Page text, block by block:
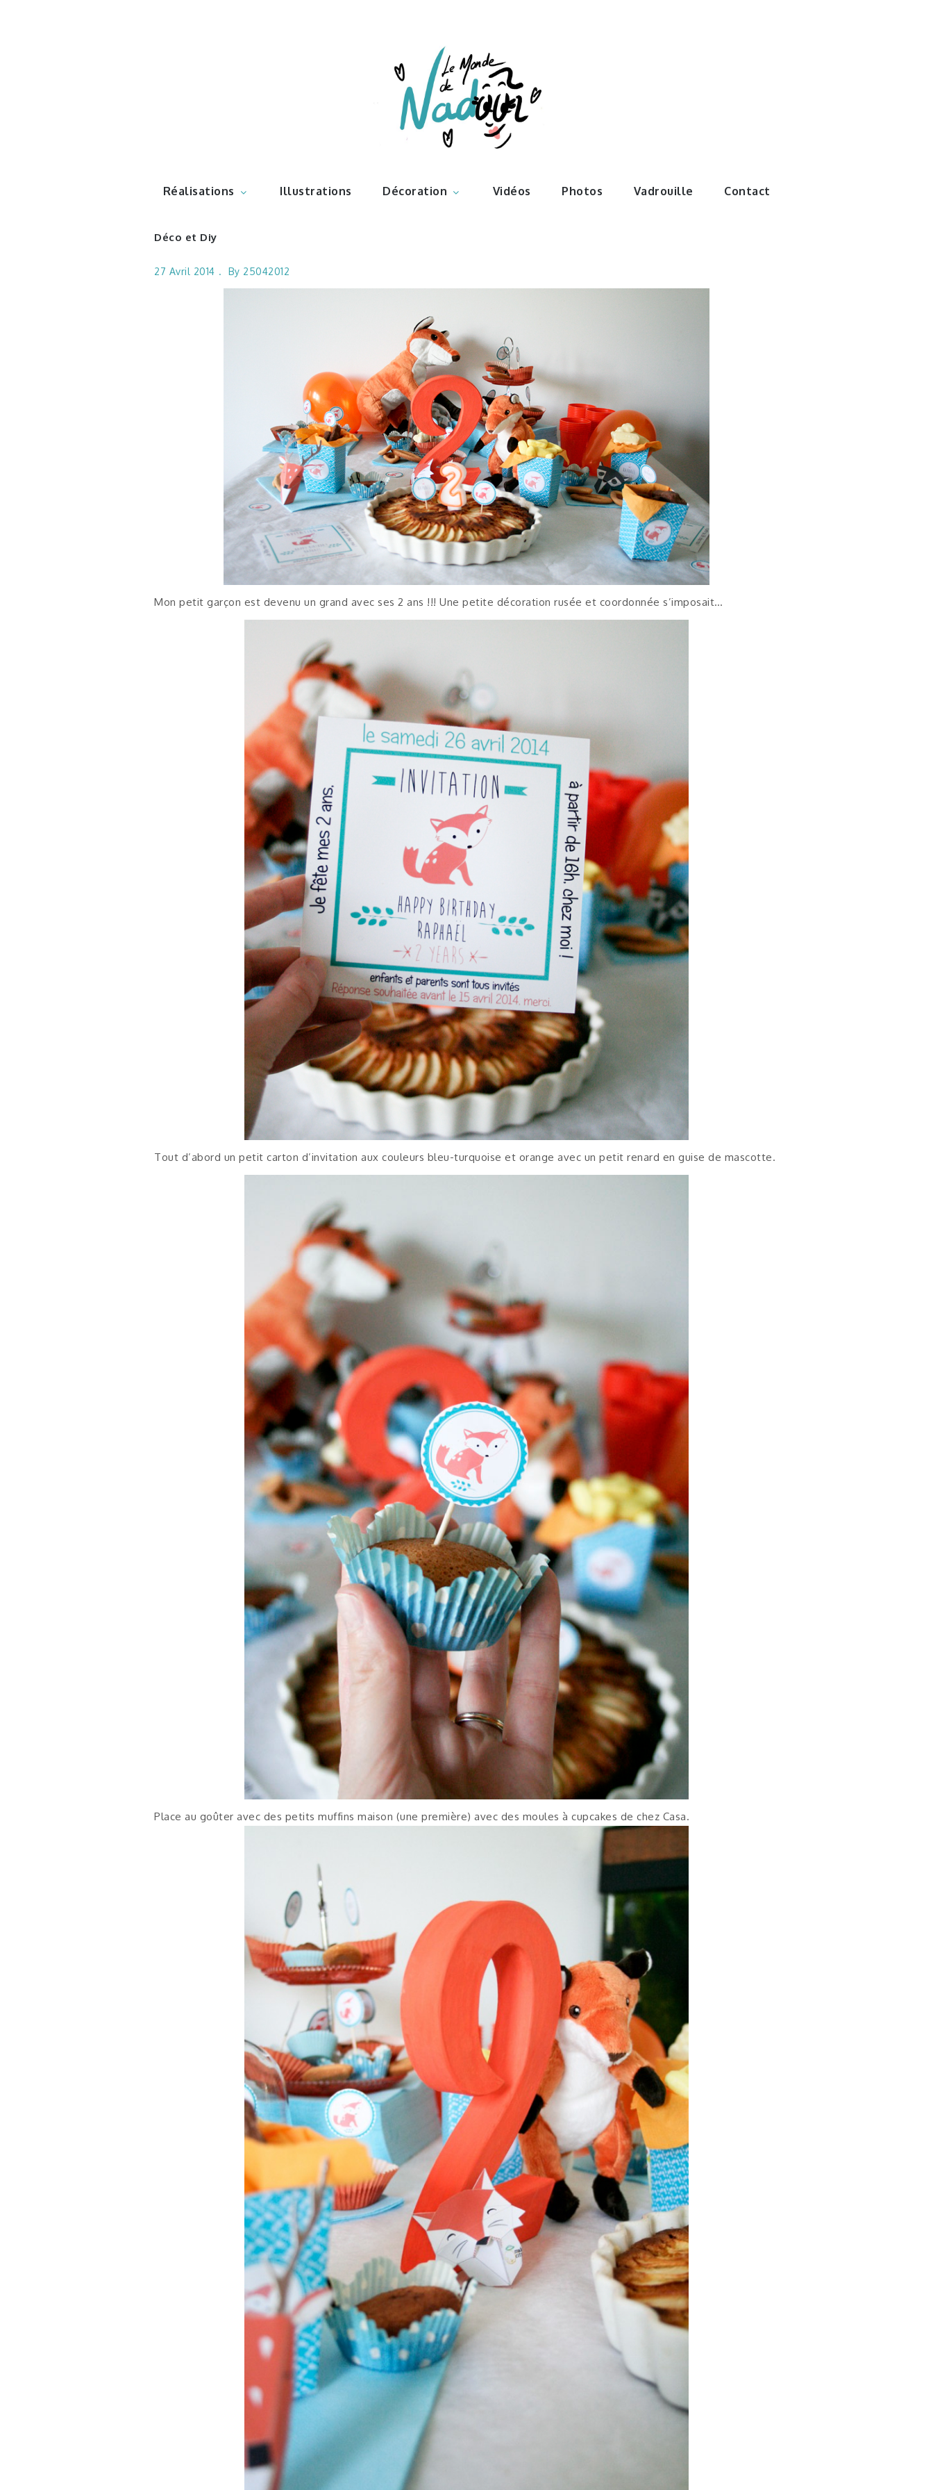
Illustrations – le monde de
Nadoo
Réalisations Illustrations Décoration Vidéos Photos Vadrouille Contact
Déco et Diy
27 Avril 2014 By 25042012
Mon petit garçon est devenu un grand avec ses 2 ans !!! Une petite décoration rusée et coordonnée s’imposait…
Tout d’abord un petit carton d’invitation aux couleurs bleu-turquoise et orange avec un petit renard en guise de mascotte.
Place au goûter avec des petits muffins maison (une première) avec des moules à cupcakes de chez Casa.